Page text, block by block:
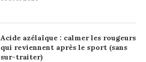
Acide azélaïque : calmer les rougeurs
qui reviennent après le sport (sans
sur-traiter)